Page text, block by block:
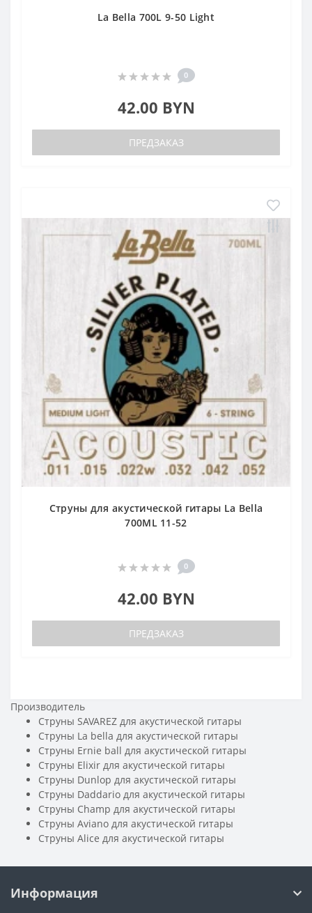
La Bella 700L 9-50 Light
0
42.00 BYN
ПРЕДЗАКАЗ
Струны для акустической гитары La Bella
700ML 11-52
0
42.00 BYN
ПРЕДЗАКАЗ
Производитель
Струны SAVAREZ для акустической гитары
Струны La bella для акустической гитары
Струны Ernie ball для акустической гитары
Струны Elixir для акустической гитары
Струны Dunlop для акустической гитары
Струны Daddario для акустической гитары
Струны Champ для акустической гитары
Струны Aviano для акустической гитары
Струны Alice для акустической гитары
Информация